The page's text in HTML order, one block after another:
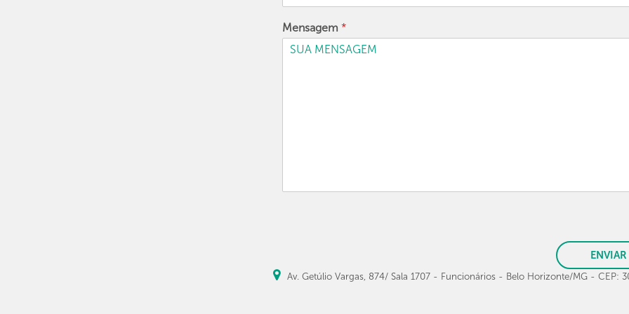
Mensagem *
ENVIAR
Av. Getúlio Vargas, 874/ Sala 1707 - Funcionários - Belo Horizonte/MG - CEP: